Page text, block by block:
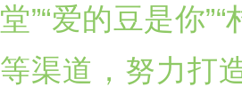
堂”“爱的豆是你
等渠道，努力打